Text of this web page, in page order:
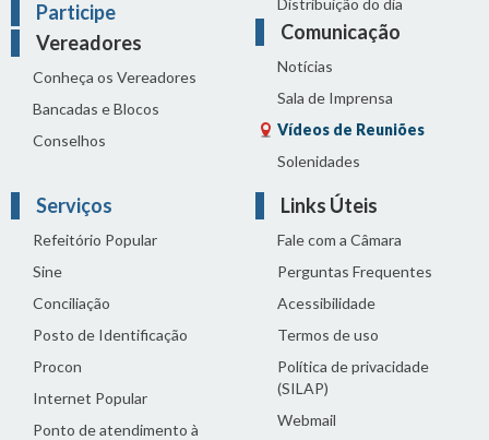
Participe
Vereadores
Conheça os Vereadores
Bancadas e Blocos
Conselhos
Distribuição do dia
Comunicação
Notícias
Sala de Imprensa
Vídeos de Reuniões
Solenidades
Serviços
Refeitório Popular
Sine
Conciliação
Posto de Identificação
Procon
Internet Popular
Ponto de atendimento à
Links Úteis
Fale com a Câmara
Perguntas Frequentes
Acessibilidade
Termos de uso
Política de privacidade
(SILAP)
Webmail